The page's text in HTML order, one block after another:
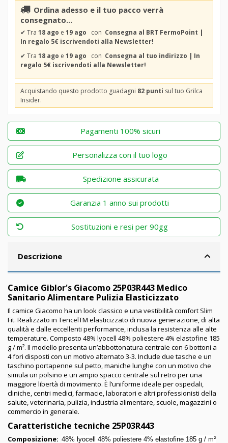
Ordina adesso e il tuo pacco verrà
consegnato...
✔ Tra 18 ago e 19 ago con Consegna al BRT FermoPoint |
In regalo 5€ iscrivendoti alla Newsletter!
✔ Tra 18 ago e 19 ago con Consegna al tuo indirizzo | In
regalo 5€ iscrivendoti alla Newsletter!
Acquistando questo prodotto guadagni 82 punti sul tuo Grilca
Insider.
Pagamenti 100% sicuri
Personalizza con il tuo logo
Spedizione assicurata
Garanzia 1 anno sui prodotti
Sostituzioni e resi per 90gg
Descrizione
Camice Giblor's Giacomo 25P03R443 Medico
Sanitario Alimentare Pulizia Elasticizzato
Il camice Giacomo ha un look classico e una vestibilità comfort Slim
Fit. Realizzato in TencelTM elasticizzato di nuova generazione, di alta
qualità e dalle eccellenti performance, inclusa la resistenza alle alte
temperature. Composto 48% lyocell 48% poliestere 4% elastofine 185
g / m². Il modello presenta un’abbottonatura centrale con 6 bottoni a
4 fori disposti con un motivo alternato 3-3. Include due tasche e un
taschino portapenne sul petto, maniche lunghe con un motivo che
simula un polsino e un ampio spacco centrale sul retro per una
maggiore libertà di movimento. È l’uniforme ideale per ospedali,
cliniche, centri medici, farmacie, laboratori e altri professionisti della
salute, veterinaria, pulizia, industria alimentare, scuole, magazzini o
commercio in generale.
Caratteristiche tecniche 25P03R443
Composizione: 48% lyocell 48% poliestere 4% elastofine 185 g / m²